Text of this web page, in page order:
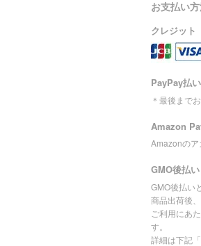
お支払い
クレジット
PayPay払い
＊最後まで
Amazon
Amazonのア
GMO後払
GMO後払い
商品出荷後
ご利用にあ
す。
詳細は下記